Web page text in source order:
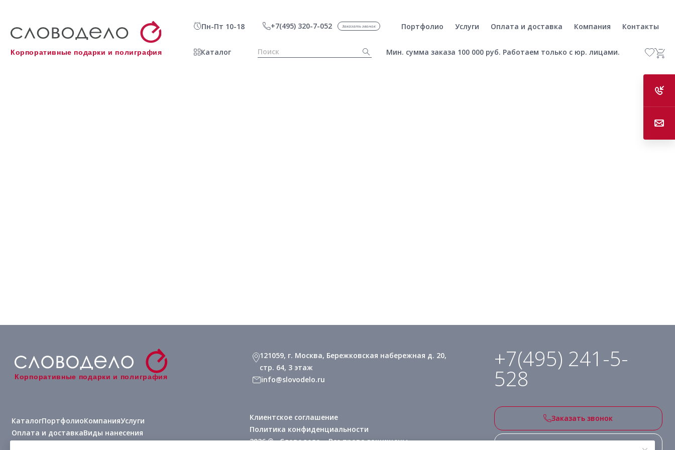
Корпоративные подарки и полиграфия
Пн-Пт 10-18 +7(495) 320-7-052 Заказать звонок Портфолио Услуги Оплата и доставка Компания Контакты
Каталог Мин. сумма заказа 100 000 руб. Работаем только с юр. лицами.
Корпоративные подарки и полиграфия
КаталогПортфолиоКомпанияУслуги
Оплата и доставкаВиды нанесения
121059, г. Москва, Бережковская набережная д. 20,
стр. 64, 3 этаж
info@slovodelo.ru
+7(495) 241-5-
528
Заказать звонок
Клиентское соглашение
Политика конфиденциальности
2026 © «Словодело». Все права защищены